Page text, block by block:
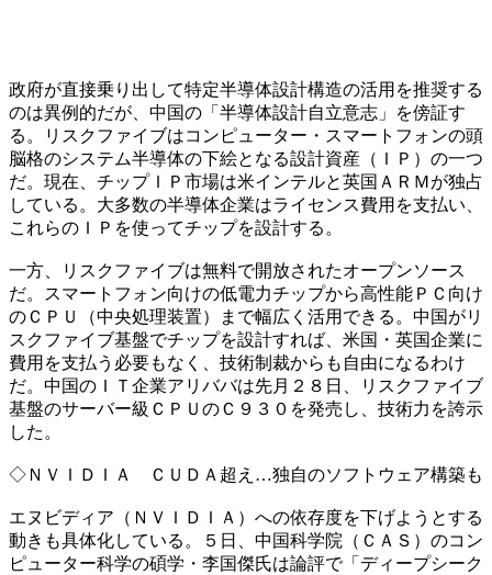
政府が直接乗り出して特定半導体設計構造の活用を推奨する
のは異例的だが、中国の「半導体設計自立意志」を傍証す
る。リスクファイブはコンピューター・スマートフォンの頭
脳格のシステム半導体の下絵となる設計資産（ＩＰ）の一つ
だ。現在、チップＩＰ市場は米インテルと英国ＡＲＭが独占
している。大多数の半導体企業はライセンス費用を支払い、
これらのＩＰを使ってチップを設計する。
一方、リスクファイブは無料で開放されたオープンソース
だ。スマートフォン向けの低電力チップから高性能ＰＣ向け
のＣＰＵ（中央処理装置）まで幅広く活用できる。中国がリ
スクファイブ基盤でチップを設計すれば、米国・英国企業に
費用を支払う必要もなく、技術制裁からも自由になるわけ
だ。中国のＩＴ企業アリババは先月２８日、リスクファイブ
基盤のサーバー級ＣＰＵのＣ９３０を発売し、技術力を誇示
した。
◇ＮＶＩＤＩＡ ＣＵＤＡ超え…独自のソフトウェア構築も
エヌビディア（ＮＶＩＤＩＡ）への依存度を下げようとする
動きも具体化している。５日、中国科学院（ＣＡＳ）のコン
ピューター科学の碩学・李国傑氏は論評で「ディープシーク